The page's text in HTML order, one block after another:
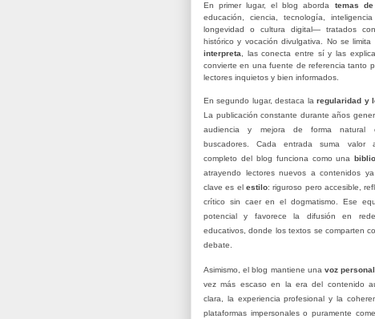
En primer lugar, el blog aborda temas
educación, ciencia, tecnología, inteligencia
longevidad o cultura digital— tratados
histórico y vocación divulgativa. No se
interpreta, las conecta entre sí y las
convierte en una fuente de referencia tanto
lectores inquietos y bien informados.
En segundo lugar, destaca laregularidad y
La publicación constante durante años
audiencia y mejora de forma natural
buscadores. Cada entrada suma valor
completo del blog funciona como una
atrayendo lectores nuevos a contenidos
clave es el estilo: riguroso pero accesible,
crítico sin caer en el dogmatismo. Ese
potencial y favorece la difusión en
educativos, donde los textos se comparten
debate.
Asimismo, el blog mantiene unavoz
vez más escaso en la era del contenido
clara, la experiencia profesional y la
plataformas impersonales o puramente